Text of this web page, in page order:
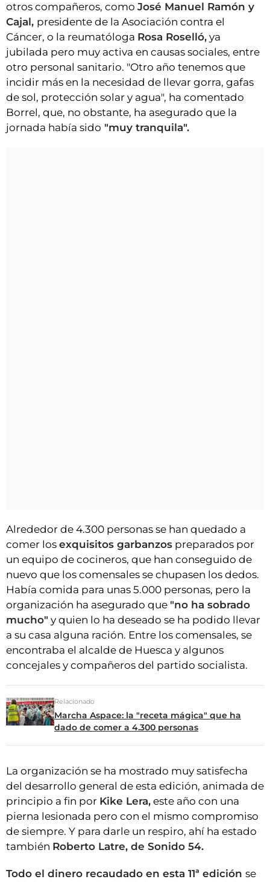
otros compañeros, como José Manuel Ramón y
Cajal, presidente de la Asociación contra el
Cáncer, o la reumatóloga Rosa Roselló, ya
jubilada pero muy activa en causas sociales, entre
otro personal sanitario. "Otro año tenemos que
incidir más en la necesidad de llevar gorra, gafas
de sol, protección solar y agua", ha comentado
Borrel, que, no obstante, ha asegurado que la
jornada había sido "muy tranquila".
Alrededor de 4.300 personas se han quedado a
comer los exquisitos garbanzos preparados por
un equipo de cocineros, que han conseguido de
nuevo que los comensales se chupasen los dedos.
Había comida para unas 5.000 personas, pero la
organización ha asegurado que "no ha sobrado
mucho" y quien lo ha deseado se ha podido llevar
a su casa alguna ración. Entre los comensales, se
encontraba el alcalde de Huesca y algunos
concejales y compañeros del partido socialista.
Relacionado
Marcha Aspace: la "receta mágica" que ha
dado de comer a 4.300 personas
La organización se ha mostrado muy satisfecha
del desarrollo general de esta edición, animada de
principio a fin por Kike Lera, este año con una
pierna lesionada pero con el mismo compromiso
de siempre. Y para darle un respiro, ahí ha estado
también Roberto Latre, de Sonido 54.
Todo el dinero recaudado en esta 11ª edición se